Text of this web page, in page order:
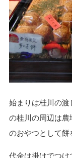
始まりは桂川の渡
の桂川の周辺は
のおやつとして餅
代金は掛けでつけ